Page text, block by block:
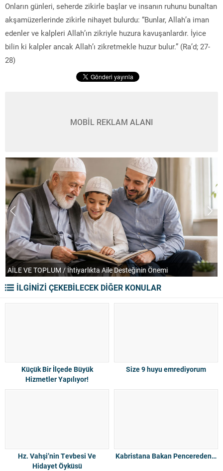
Onların günleri, seherde zikirle başlar ve insanın ruhunu bunaltan
akşamüzerlerinde zikirle nihayet bulurdu: “Bunlar, Allah’a iman
edenler ve kalpleri Allah’ın zikriyle huzura kavuşanlardır. İyice
bilin ki kalpler ancak Allah’ı zikretmekle huzur bulur.” (Ra’d; 27-
28)
MOBİL REKLAM ALANI
TEFEKKÜR UFKU / Orkestranın Soğuk ve Despotik Yüzü
İLGİNİZİ ÇEKEBİLECEK DİĞER KONULAR
Küçük Bir İlçede Büyük
Hizmetler Yapılıyor!
Size 9 huyu emrediyorum
Hz. Vahşi’nin Tevbesi Ve
Hidayet Öyküsü
Kabristana Bakan Pencereden…